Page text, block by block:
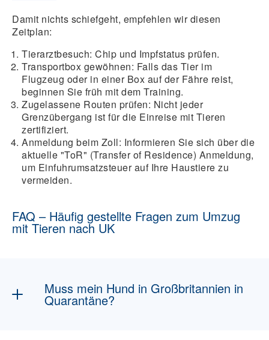
Damit nichts schiefgeht, empfehlen wir diesen
Zeitplan:
Tierarztbesuch: Chip und Impfstatus prüfen.
Transportbox gewöhnen: Falls das Tier im
Flugzeug oder in einer Box auf der Fähre reist,
beginnen Sie früh mit dem Training.
Zugelassene Routen prüfen: Nicht jeder
Grenzübergang ist für die Einreise mit Tieren
zertifiziert.
Anmeldung beim Zoll: Informieren Sie sich über die
aktuelle "ToR" (Transfer of Residence) Anmeldung,
um Einfuhrumsatzsteuer auf Ihre Haustiere zu
vermeiden.
FAQ – Häufig gestellte Fragen zum Umzug
mit Tieren nach UK
Muss mein Hund in Großbritannien in
Quarantäne?